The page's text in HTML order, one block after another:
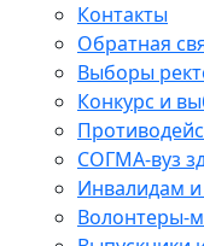
Контакты
Обратная
Выборы
Конкурс и
СОГМА-вуз
Инвалидам
Волонтеры-